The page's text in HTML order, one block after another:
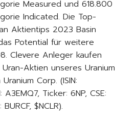
Measured und 618.800
Indicated. Die Top-
Aktientips 2023 Basin
Potential für weitere
Clevere Anleger kaufen
Aktien unseres Uranium
Corp. (ISIN:
Ticker: 6NP, CSE:
$NCLR).